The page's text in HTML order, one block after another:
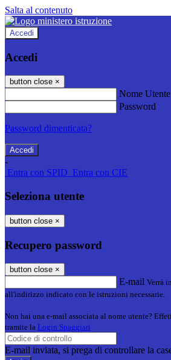
Salta al contenuto
Accedi
Accedi
button close ×
Nome Utente
Password
Password dimenticata?
-
Entra con SPID Entra con CIE
Seleziona utente
button close ×
Recupero password
button close ×
E-mail Verrà
all'indirizzo indicato con le istruzioni necessarie.
Non hai una e-mail associata al nome utente?
tramite la Login Spaggiari
E-mail inviata, si prega di controllare la